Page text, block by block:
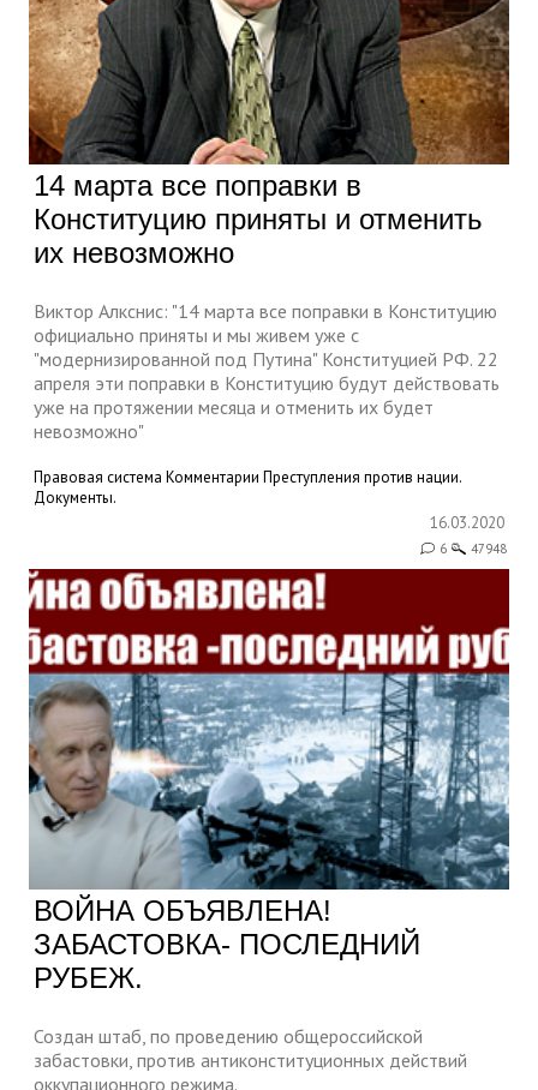
14 марта все поправки в
Конституцию приняты и отменить
их невозможно
Виктор Алкснис: "14 марта все поправки в Конституцию
официально приняты и мы живем уже с
"модернизированной под Путина" Конституцией РФ. 22
апреля эти поправки в Конституцию будут действовать
уже на протяжении месяца и отменить их будет
невозможно"
Правовая система Комментарии Преступления против нации.
Документы.
16.03.2020
6 47948
ВОЙНА ОБЪЯВЛЕНА!
ЗАБАСТОВКА- ПОСЛЕДНИЙ
РУБЕЖ.
Создан штаб, по проведению общероссийской
забастовки, против антиконституционных действий
оккупационного режима.